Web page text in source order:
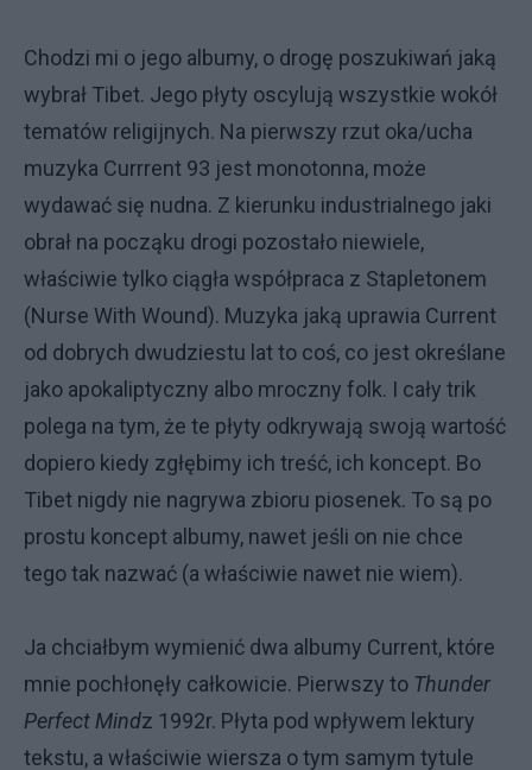
Chodzi mi o jego albumy, o drogę poszukiwań jaką
wybrał Tibet. Jego płyty oscylują wszystkie wokół
tematów religijnych. Na pierwszy rzut oka/ucha
muzyka Currrent 93 jest monotonna, może
wydawać się nudna. Z kierunku industrialnego jaki
obrał na począku drogi pozostało niewiele,
właściwie tylko ciągła współpraca z Stapletonem
(Nurse With Wound). Muzyka jaką uprawia Current
od dobrych dwudziestu lat to coś, co jest określane
jako apokaliptyczny albo mroczny folk. I cały trik
polega na tym, że te płyty odkrywają swoją wartość
dopiero kiedy zgłębimy ich treść, ich koncept. Bo
Tibet nigdy nie nagrywa zbioru piosenek. To są po
prostu koncept albumy, nawet jeśli on nie chce
tego tak nazwać (a właściwie nawet nie wiem).
Ja chciałbym wymienić dwa albumy Current, które
mnie pochłonęły całkowicie. Pierwszy to Thunder
Perfect Mindz 1992r. Płyta pod wpływem lektury
tekstu, a właściwie wiersza o tym samym tytule